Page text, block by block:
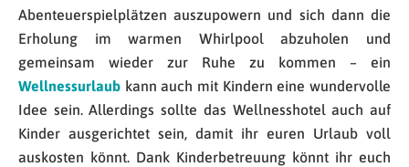
Abenteuerspielplätzen auszupowern und sich dann die
Erholung im warmen Whirlpool abzuholen und
gemeinsam wieder zur Ruhe zu kommen – ein
Wellnessurlaub kann auch mit Kindern eine wundervolle
Idee sein. Allerdings sollte das Wellnesshotel auch auf
Kinder ausgerichtet sein, damit ihr euren Urlaub voll
auskosten könnt. Dank Kinderbetreuung könnt ihr euch